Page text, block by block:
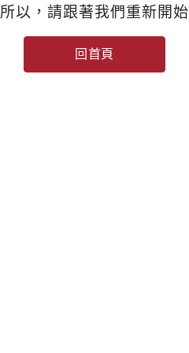
所以，請跟著我們重新開始
回首頁